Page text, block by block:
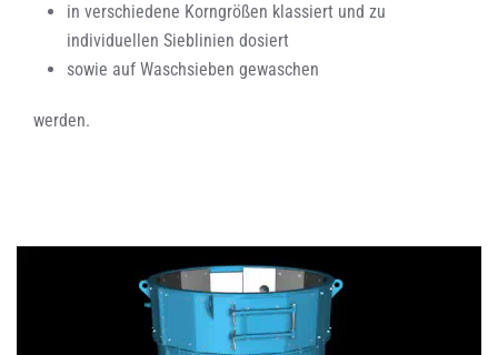
in verschiedene Korngrößen klassiert und zu
individuellen Sieblinien dosiert
sowie auf Waschsieben gewaschen
werden.